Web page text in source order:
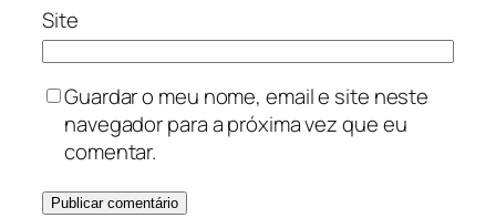
Site
Guardar o meu nome, email e site neste
navegador para a próxima vez que eu
comentar.